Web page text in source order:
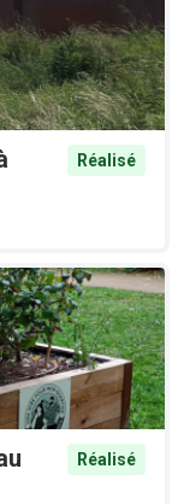
Réalisé
Réalisé